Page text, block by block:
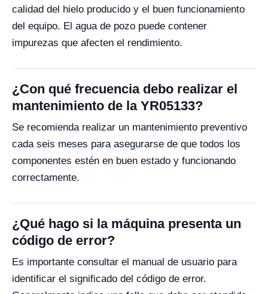
calidad del hielo producido y el buen funcionamiento
del equipo. El agua de pozo puede contener
impurezas que afecten el rendimiento.
¿Con qué frecuencia debo realizar el
mantenimiento de la YR05133?
Se recomienda realizar un mantenimiento preventivo
cada seis meses para asegurarse de que todos los
componentes estén en buen estado y funcionando
correctamente.
¿Qué hago si la máquina presenta un
código de error?
Es importante consultar el manual de usuario para
identificar el significado del código de error.